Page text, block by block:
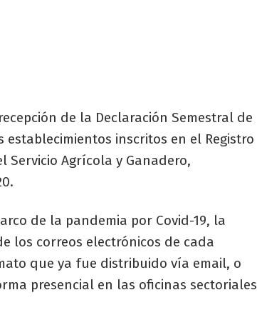
de la Declaración Semestral de
inscritos en el Registro
Servicio Agrícola y Ganadero,
de la pandemia por Covid-19, la
los correos electrónicos de cada
que ya fue distribuido vía email, o
presencial en las oficinas sectoriales